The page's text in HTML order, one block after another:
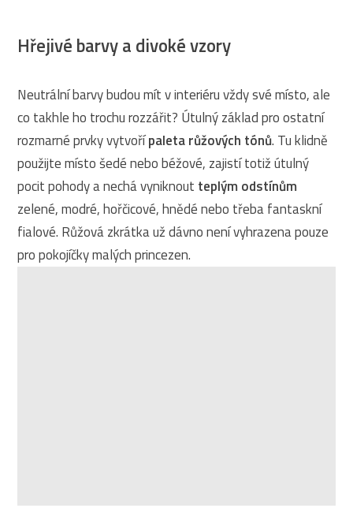
Hřejivé barvy a divoké vzory
Neutrální barvy budou mít v interiéru vždy své místo, ale
co takhle ho trochu rozzářit? Útulný základ pro ostatní
rozmarné prvky vytvořípaleta růžových tónů. Tu klidně
použijte místo šedé nebo béžové, zajistí totiž útulný
pocit pohody a nechá vyniknout teplým odstínům
zelené, modré, hořčicové, hnědé nebo třeba fantaskní
fialové. Růžová zkrátka už dávno není vyhrazena pouze
pro pokojíčky malých princezen.